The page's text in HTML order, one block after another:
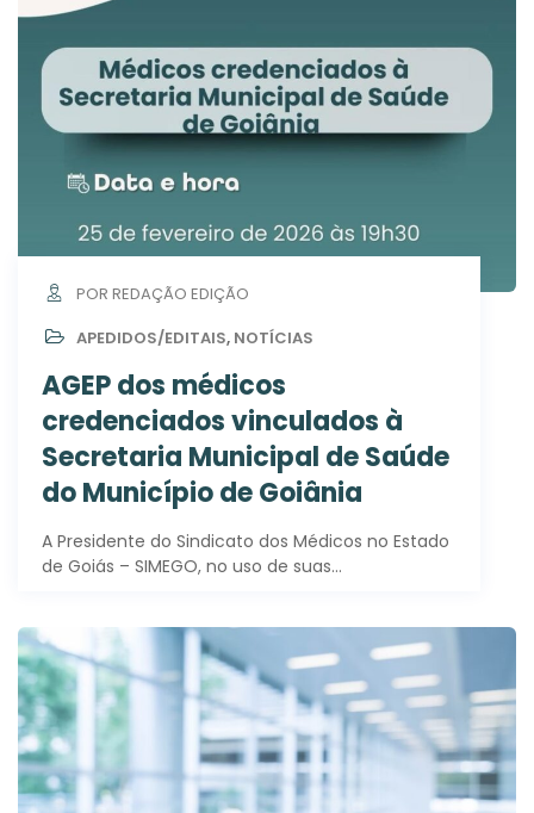
POR REDAÇÃO EDIÇÃO
APEDIDOS/EDITAIS, NOTÍCIAS
AGEP dos médicos
credenciados vinculados à
Secretaria Municipal de Saúde
do Município de Goiânia
A Presidente do Sindicato dos Médicos no Estado
de Goiás – SIMEGO, no uso de suas…